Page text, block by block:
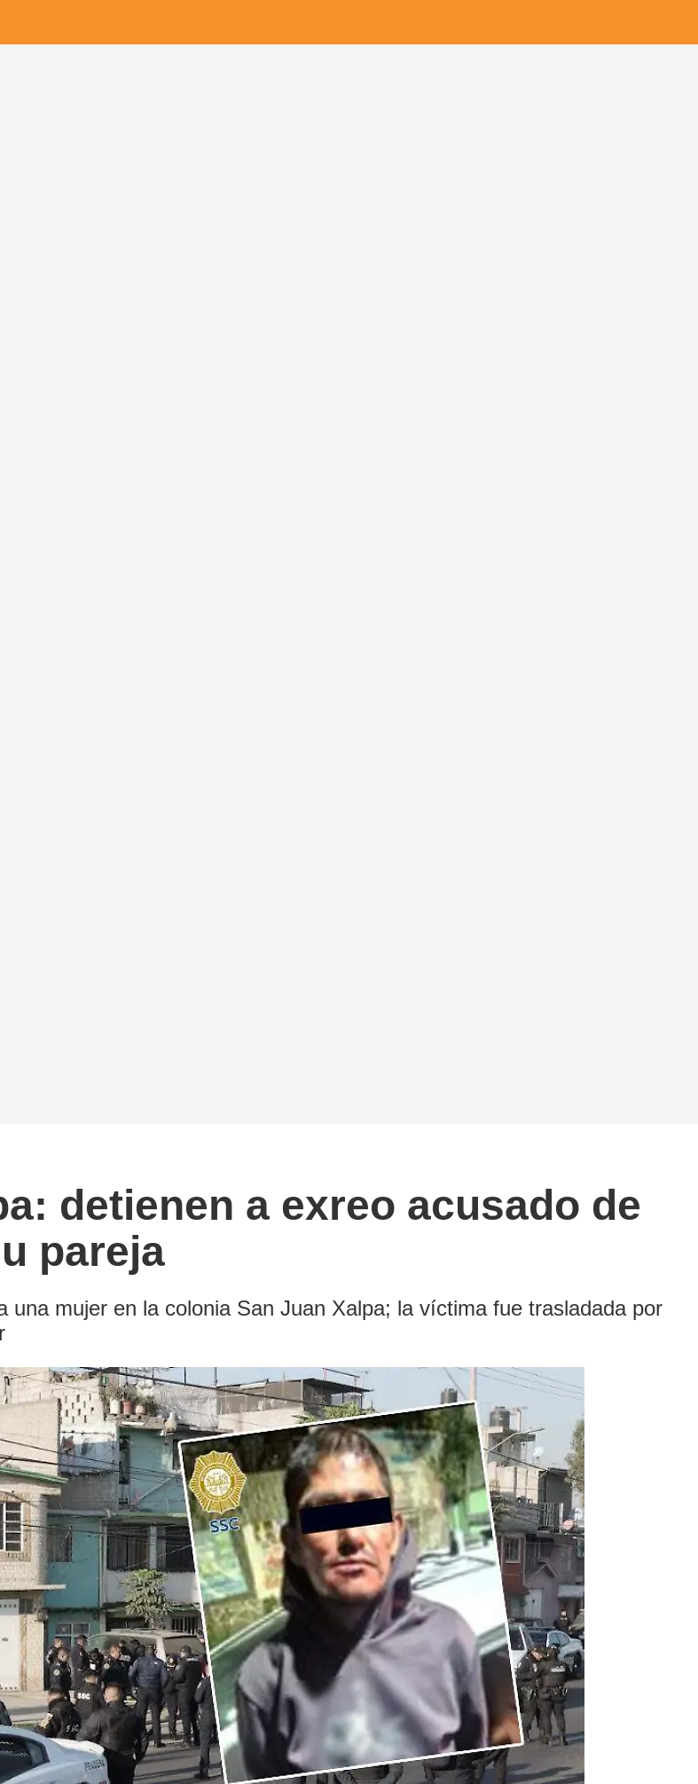
detienen a exreo acusado de
pareja
mujer en la colonia San Juan Xalpa; la víctima fue trasladada por